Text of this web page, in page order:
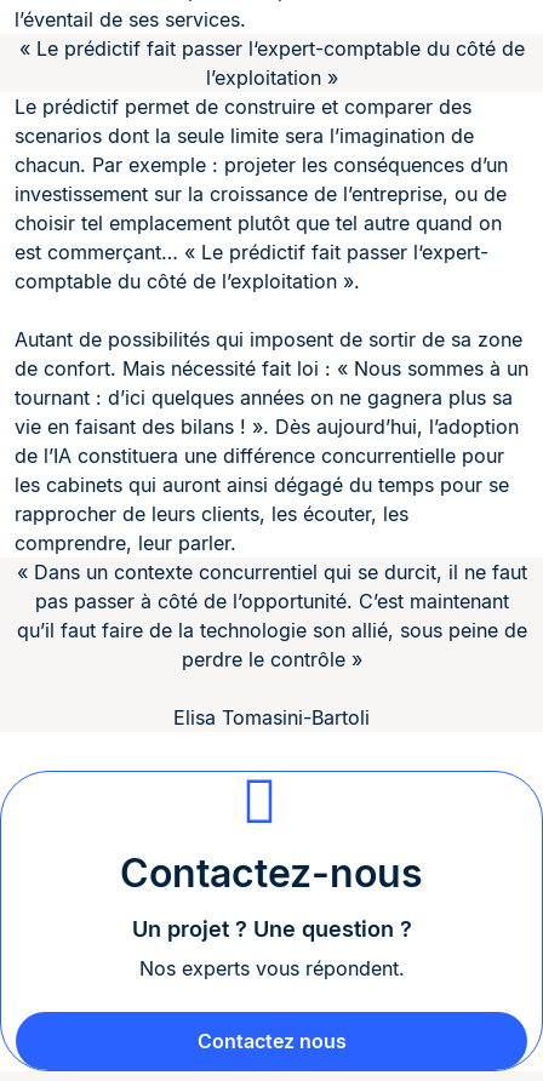
l’éventail de ses services.
« Le prédictif fait passer l‘expert-comptable du côté de
l’exploitation »
Le prédictif permet de construire et comparer des
scenarios dont la seule limite sera l’imagination de
chacun. Par exemple : projeter les conséquences d’un
investissement sur la croissance de l’entreprise, ou de
choisir tel emplacement plutôt que tel autre quand on
est commerçant… « Le prédictif fait passer l‘expert-
comptable du côté de l’exploitation ».
Autant de possibilités qui imposent de sortir de sa zone
de confort. Mais nécessité fait loi : « Nous sommes à un
tournant : d’ici quelques années on ne gagnera plus sa
vie en faisant des bilans ! ». Dès aujourd’hui, l’adoption
de l’IA constituera une différence concurrentielle pour
les cabinets qui auront ainsi dégagé du temps pour se
rapprocher de leurs clients, les écouter, les
comprendre, leur parler.
« Dans un contexte concurrentiel qui se durcit, il ne faut
pas passer à côté de l’opportunité. C’est maintenant
qu’il faut faire de la technologie son allié, sous peine de
perdre le contrôle »
Elisa Tomasini-Bartoli
Contactez-nous
Un projet ? Une question ?
Nos experts vous répondent.
Contactez nous